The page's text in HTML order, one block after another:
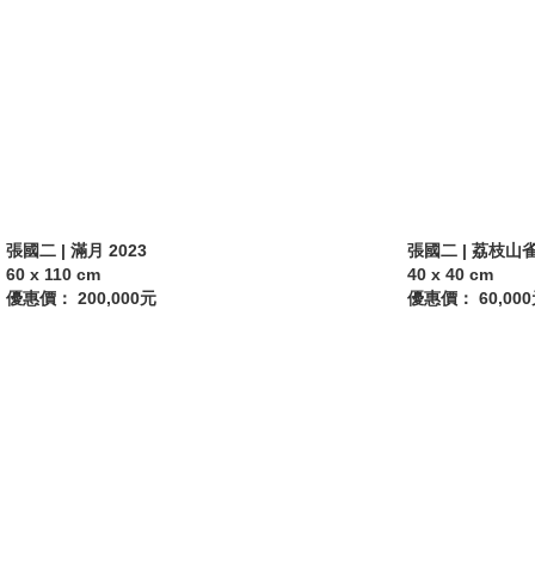
張國二 | 滿月 2023
60 x 110 cm
優惠價： 200,000元
張國二 | 荔枝山
40 x 40 cm
優惠價： 60,000